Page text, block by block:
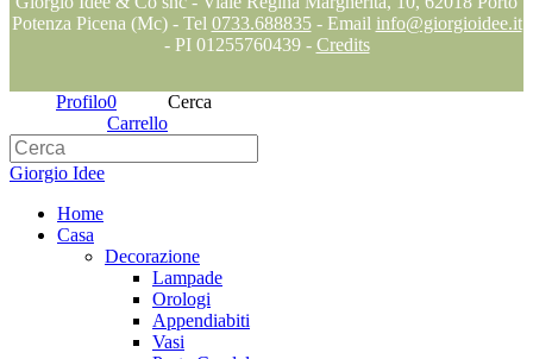
Potenza Picena (Mc) - Tel 0733.688835- Email info@giorgioidee.it
- PI 01255760439 - Credits
Profilo0
Carrello
Cerca
Giorgio Idee
Home
Casa
Decorazione
Lampade
Orologi
Appendiabiti
Vasi